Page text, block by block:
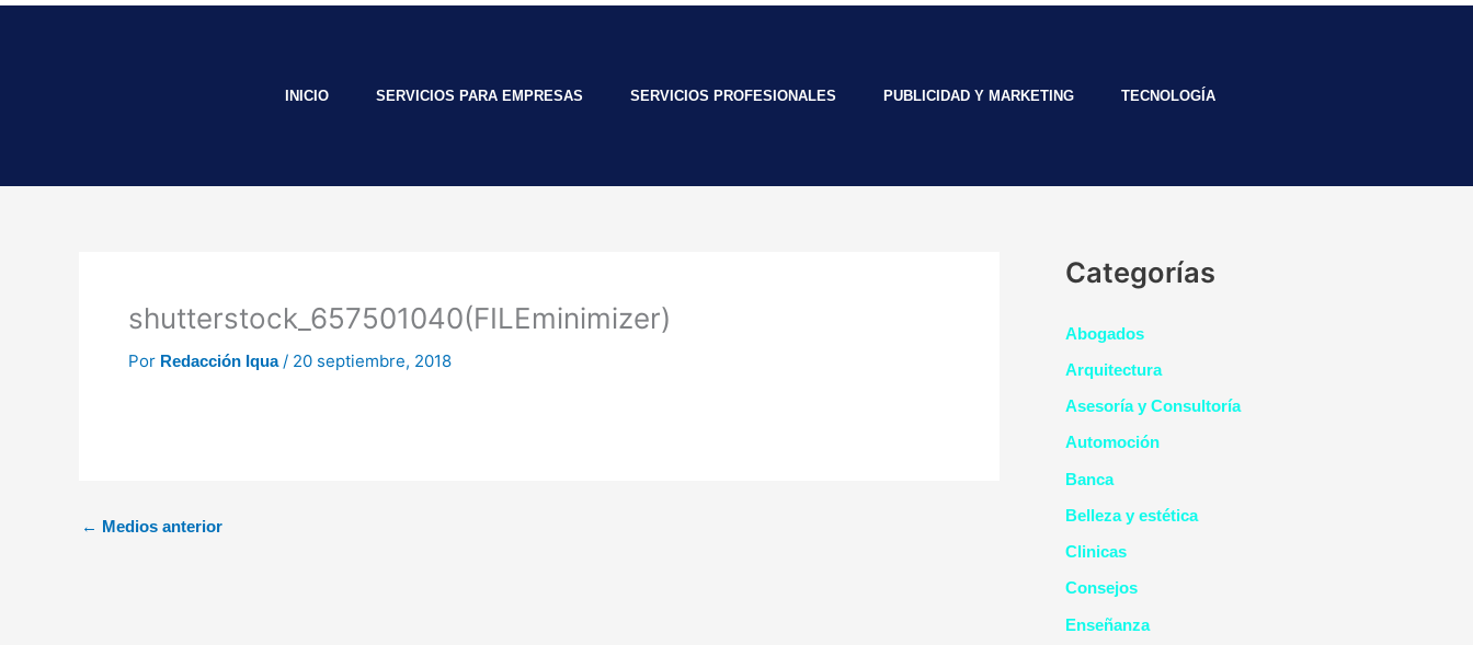
Ir
INICIO SERVICIOS PARA EMPRESAS SERVICIOS PROFESIONALES PUBLICIDAD Y MARKETING TECNOLOGÍA
shutterstock_657501040(FILEminimizer)
Por Redacción Iqua/ 20 septiembre, 2018
← Medios anterior
Categorías
Abogados
Arquitectura
Asesoría y Consultoría
Automoción
Banca
Belleza y estética
Clinicas
Consejos
Enseñanza